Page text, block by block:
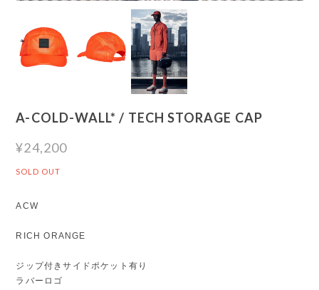
A-COLD-WALL* / TECH STORAGE CAP
¥24,200
SOLD OUT
ACW
RICH ORANGE
ジップ付きサイドポケット有り
ラバーロゴ